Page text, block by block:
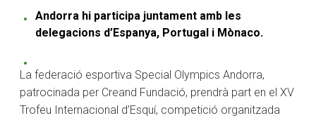
Andorra hi participa juntament amb les
delegacions d’Espanya, Portugal i Mònaco.
La federació esportiva Special Olympics Andorra,
patrocinada per Creand Fundació, prendrà part en el XV
Trofeu Internacional d’Esquí, competició organitzada